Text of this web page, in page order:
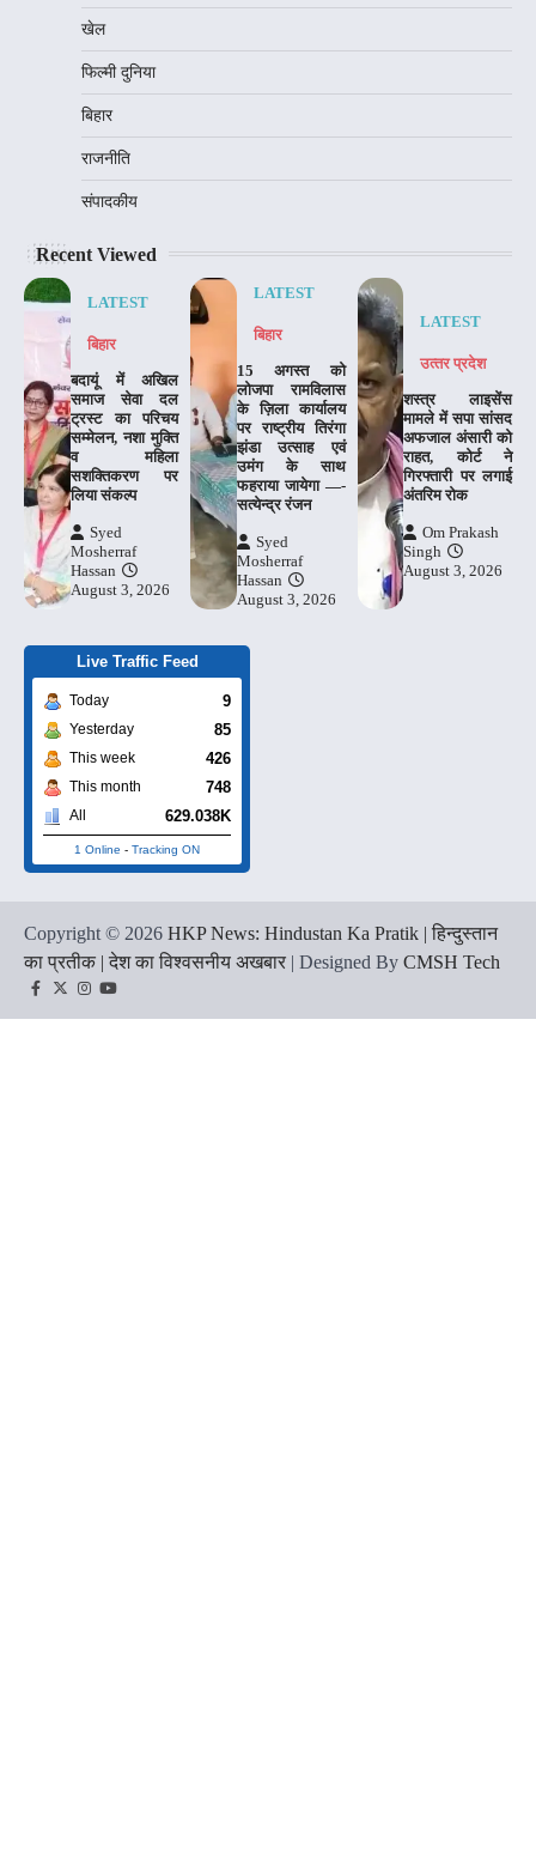
खेल
फिल्मी दुनिया
बिहार
राजनीति
संपादकीय
Recent Viewed
LATEST
बिहार
बदायूं में अखिल
समाज सेवा दल
ट्रस्ट का परिचय
सम्मेलन, नशा मुक्ति
व महिला
सशक्तिकरण पर
लिया संकल्प
Syed
Mosherraf
Hassan
August 3, 2026
LATEST
बिहार
15 अगस्त को
लोजपा रामविलास
के ज़िला कार्यालय
पर राष्ट्रीय तिरंगा
झंडा उत्साह एवं
उमंग के साथ
फहराया जायेगा —-
सत्येन्द्र रंजन
Syed
Mosherraf
Hassan
August 3, 2026
LATEST
उत्‍तर प्रदेश
शस्त्र लाइसेंस
मामले में सपा सांसद
अफजाल अंसारी को
राहत, कोर्ट ने
गिरफ्तारी पर लगाई
अंतरिम रोक
Om Prakash
Singh
August 3, 2026
Live Traffic Feed
Today 9
Yesterday 85
This week 426
This month 748
All 629.038K
1 Online - Tracking ON
Copyright © 2026 HKP News: Hindustan Ka Pratik | हिन्दुस्तान
का प्रतीक | देश का विश्वसनीय अखबार | Designed By CMSH Tech
Facebook
TwitterInstagram
YouTube